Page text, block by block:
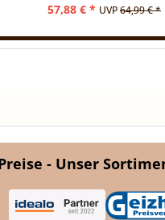
57,88 € * UVP64,99 € *
- Unser